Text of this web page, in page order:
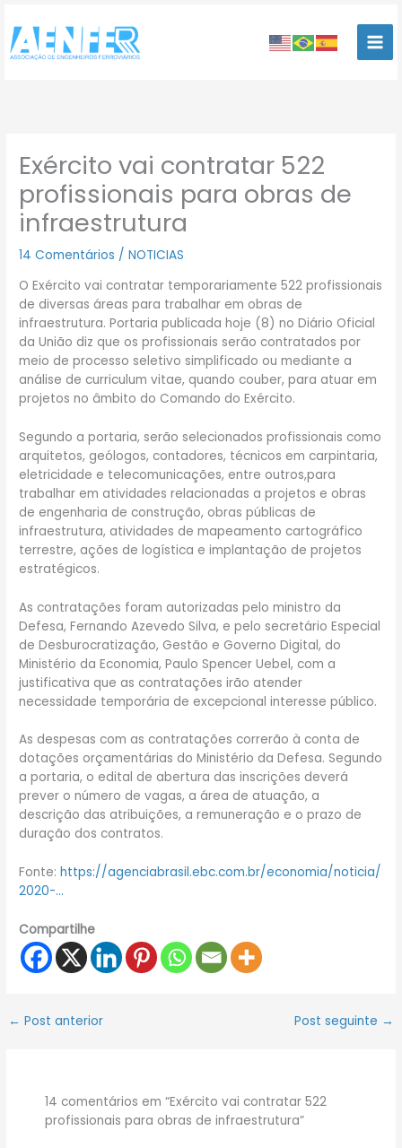
para
conteúdo
Exército vai contratar 522
profissionais para obras de
infraestrutura
14 Comentários /NOTICIAS
O Exército vai contratar temporariamente 522 profissionais
de diversas áreas para trabalhar em obras de
infraestrutura. Portaria publicada hoje (8) no Diário Oficial
da União diz que os profissionais serão contratados por
meio de processo seletivo simplificado ou mediante a
análise de curriculum vitae, quando couber, para atuar em
projetos no âmbito do Comando do Exército.
Segundo a portaria, serão selecionados profissionais como
arquitetos, geólogos, contadores, técnicos em carpintaria,
eletricidade e telecomunicações, entre outros,para
trabalhar em atividades relacionadas a projetos e obras
de engenharia de construção, obras públicas de
infraestrutura, atividades de mapeamento cartográfico
terrestre, ações de logística e implantação de projetos
estratégicos.
As contratações foram autorizadas pelo ministro da
Defesa, Fernando Azevedo Silva, e pelo secretário Especial
de Desburocratização, Gestão e Governo Digital, do
Ministério da Economia, Paulo Spencer Uebel, com a
justificativa que as contratações irão atender
necessidade temporária de excepcional interesse público.
As despesas com as contratações correrão à conta de
dotações orçamentárias do Ministério da Defesa. Segundo
a portaria, o edital de abertura das inscrições deverá
prever o número de vagas, a área de atuação, a
descrição das atribuições, a remuneração e o prazo de
duração dos contratos.
Fonte:https://agenciabrasil.ebc.com.br/economia/noticia/
2020-…
Compartilhe
← Post anterior Post seguinte →
14 comentários em “Exército vai contratar 522
profissionais para obras de infraestrutura”